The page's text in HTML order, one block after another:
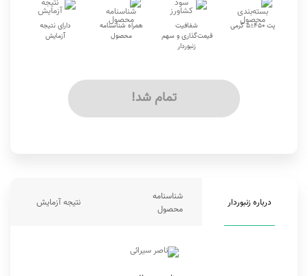
پت 450±5 گرمی
شفافیت
قیمت‌گذاری و سهم
زنبوردار
همراه شناسنامه
محصول
دارای نتیجه
آزمایش
تمام شد!
درباره زنبوردار
شناسنامه
محصول
نتیجه آزمایش